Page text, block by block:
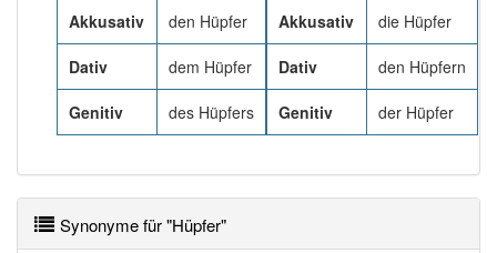
Akkusativ den Hüpfer
Dativ dem Hüpfer
Genitiv des Hüpfers
Akkusativ die Hüpfer
Dativ den Hüpfern
Genitiv der Hüpfer
Synonyme für "Hüpfer"